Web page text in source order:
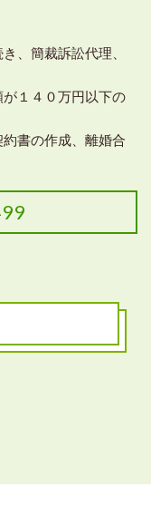
、簡裁訴訟代理、
１４０万円以下の
書の作成、離婚合